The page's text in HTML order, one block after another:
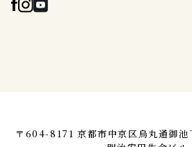
〒604-8171 京都市中京区烏丸通御